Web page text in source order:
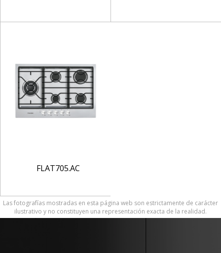
FLAT705.AC
Las fotografías mostradas en esta página web son estrictamente de carácter
ilustrativo y no constituyen una representación exacta de la realidad.